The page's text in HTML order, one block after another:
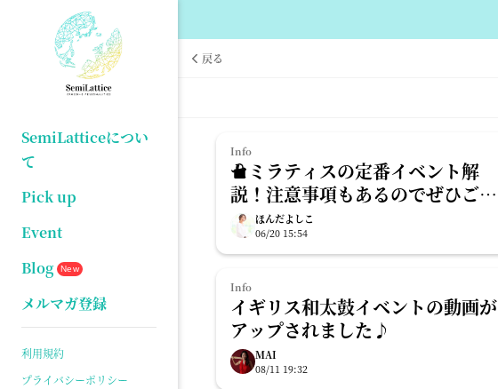
SemiLatticeについ
て
Pick up
Event
Blog
New
メルマガ登録
利用規約
プライバシーポリシー
戻る
Info
セミラティスの定番イベント解
説！注意事項もあるのでぜひご一
読ください
ほんだよしこ
06/20 15:54
Info
イギリス和太鼓イベントの動画が
アップされました♪
MAI
08/11 19:32